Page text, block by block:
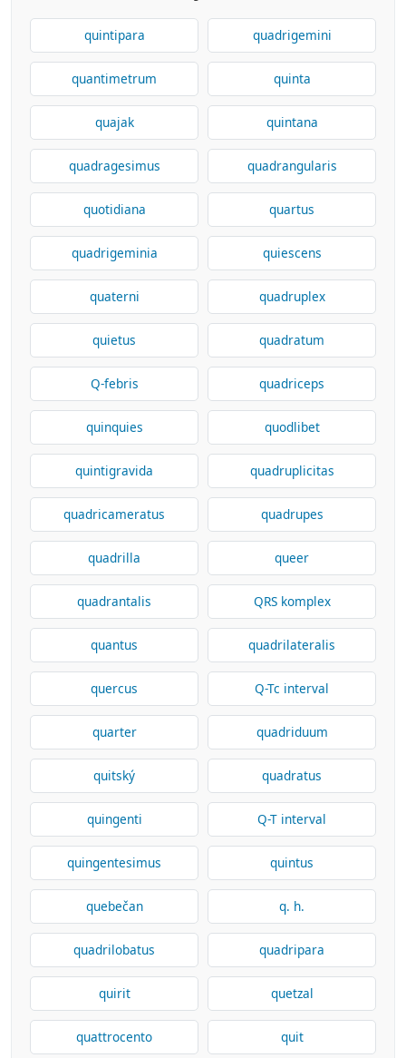
quintipara quadrigemini
quantimetrum quinta
quajak quintana
quadragesimus quadrangularis
quotidiana quartus
quadrigeminia quiescens
quaterni quadruplex
quietus quadratum
Q-febris quadriceps
quinquies quodlibet
quintigravida quadruplicitas
quadricameratus quadrupes
quadrilla queer
quadrantalis QRS komplex
quantus quadrilateralis
quercus Q-Tc interval
quarter quadriduum
quitský quadratus
quingenti Q-T interval
quingentesimus quintus
quebečan q. h.
quadrilobatus quadripara
quirit quetzal
quattrocento quit